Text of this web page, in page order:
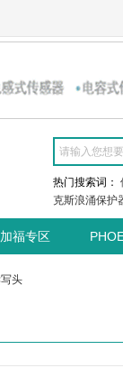
热门搜索词：
克斯浪涌保护
福专区
头